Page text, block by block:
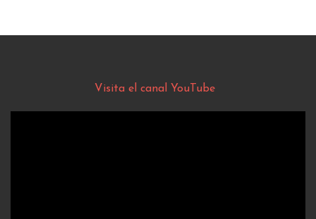
Visita el canal YouTube